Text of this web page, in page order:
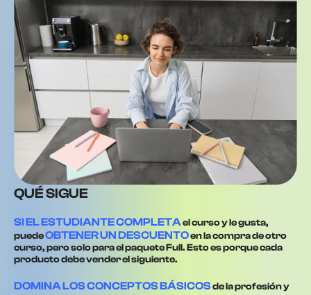
QUÉ SIGUE
SI EL ESTUDIANTE COMPLETAel curso y le gusta,
puedeOBTENER UN DESCUENTOen la compra de otro
curso, pero solo para el paquete Full. Esto es porque cada
producto debe vender el siguiente.
DOMINA LOS CONCEPTOS BÁSICOSde la profesión y